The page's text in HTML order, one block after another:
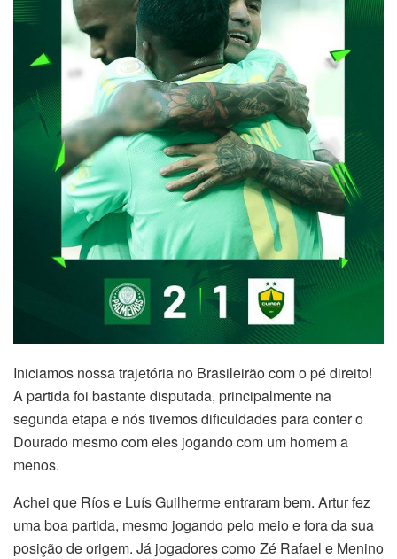
Iniciamos nossa trajetória no Brasileirão com o pé direito!
A partida foi bastante disputada, principalmente na
segunda etapa e nós tivemos dificuldades para conter o
Dourado mesmo com eles jogando com um homem a
menos.
Achei que Ríos e Luís Guilherme entraram bem. Artur fez
uma boa partida, mesmo jogando pelo meio e fora da sua
posição de origem. Já jogadores como Zé Rafael e Menino